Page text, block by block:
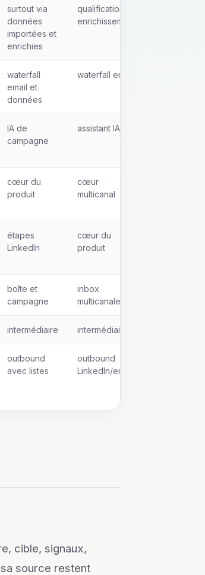
surtout via
données
importées et
enrichies
qualification et
enrichissement
waterfall
email et
données
waterfall email
IA de
campagne
assistant IA
cœur du
produit
cœur
multicanal
étapes
LinkedIn
cœur du
produit
boîte et
campagne
inbox
multicanale
intermédiaire intermédiaire
outbound
avec listes
outbound
LinkedIn/email
cible, signaux,
source restent